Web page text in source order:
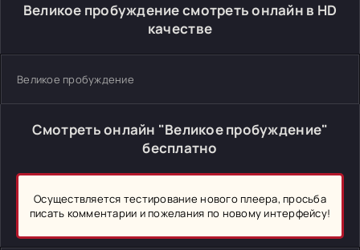
Великое пробуждение смотреть онлайн в HD
качестве
Великое пробуждение
Смотреть онлайн "Великое пробуждение"
бесплатно
Осуществляется тестирование нового плеера, просьба
писать комментарии и пожелания по новому интерфейсу!